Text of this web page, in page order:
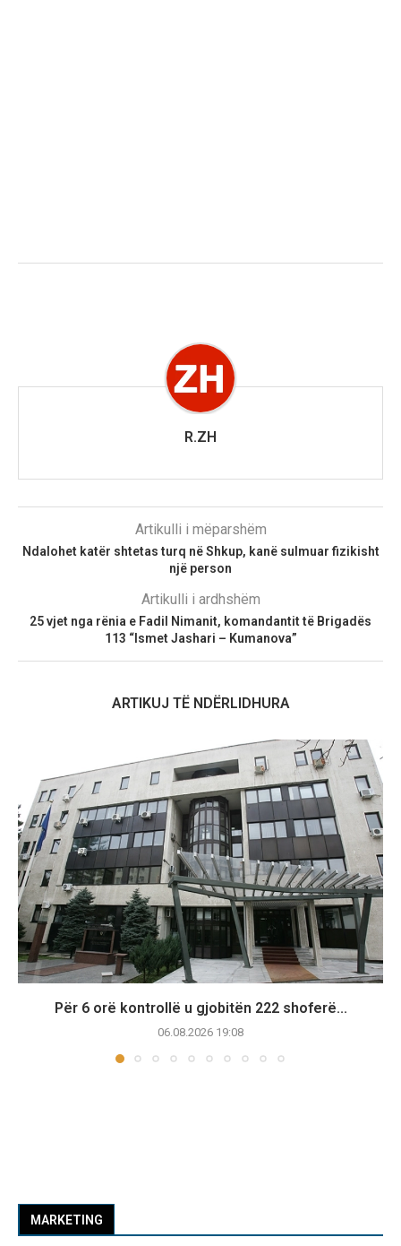
R.ZH
Artikulli i mëparshëm
Ndalohet katër shtetas turq në Shkup, kanë sulmuar fizikisht
një person
Artikulli i ardhshëm
25 vjet nga rënia e Fadil Nimanit, komandantit të Brigadës
113 “Ismet Jashari – Kumanova”
ARTIKUJ TË NDËRLIDHURA
Për 6 orë kontrollë u gjobitën 222 shoferë...
06.08.2026 19:08
MARKETING